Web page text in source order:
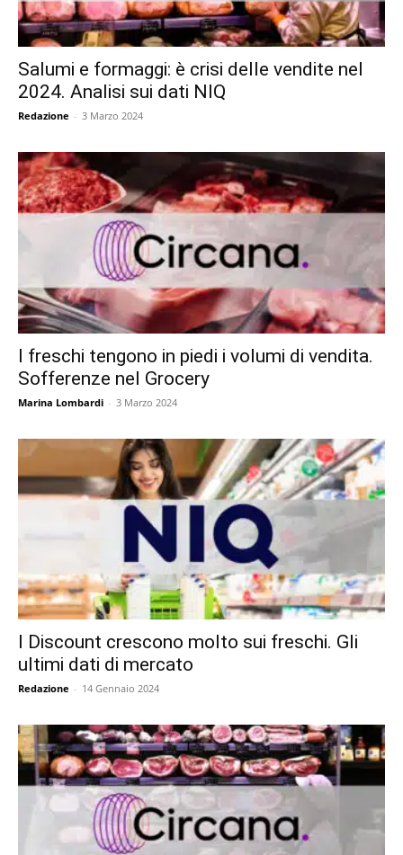
Salumi e formaggi: è crisi delle vendite nel
2024. Analisi sui dati NIQ
Redazione - 3 Marzo 2024
I freschi tengono in piedi i volumi di vendita.
Sofferenze nel Grocery
Marina Lombardi - 3 Marzo 2024
I Discount crescono molto sui freschi. Gli
ultimi dati di mercato
Redazione - 14 Gennaio 2024